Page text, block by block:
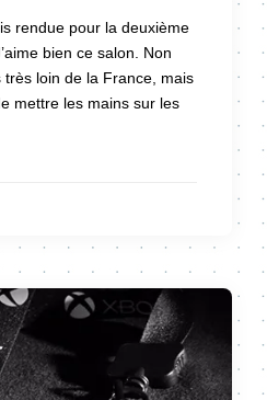
rendue pour la deuxième
bien ce salon. Non
très loin de la France, mais
mettre les mains sur les